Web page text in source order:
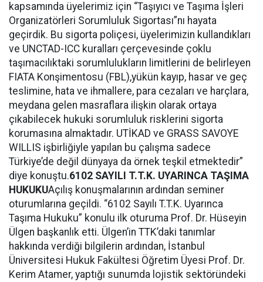
kapsamında üyelerimiz için “Taşıyıcı ve Taşıma İşleri
Organizatörleri Sorumluluk Sigortası”nı hayata
geçirdik. Bu sigorta poliçesi, üyelerimizin kullandıkları
ve UNCTAD-ICC kuralları çerçevesinde çoklu
taşımacılıktaki sorumlulukların limitlerini de belirleyen
FIATA Konşimentosu (FBL),yükün kayıp, hasar ve geç
teslimine, hata ve ihmallere, para cezaları ve harçlara,
meydana gelen masraflara ilişkin olarak ortaya
çıkabilecek hukuki sorumluluk risklerini sigorta
korumasına almaktadır. UTİKAD ve GRASS SAVOYE
WILLIS işbirliğiyle yapılan bu çalışma sadece
Türkiye’de değil dünyaya da örnek teşkil etmektedir”
diye konuştu.6102 SAYILI T.T.K. UYARINCA TAŞIMA
HUKUKUAçılış konuşmalarının ardından seminer
oturumlarına geçildi. “6102 Sayılı T.T.K. Uyarınca
Taşıma Hukuku” konulu ilk oturuma Prof. Dr. Hüseyin
Ülgen başkanlık etti. Ülgen’in TTK’daki tanımlar
hakkında verdiği bilgilerin ardından, İstanbul
Üniversitesi Hukuk Fakültesi Öğretim Üyesi Prof. Dr.
Kerim Atamer, yaptığı sunumda lojistik sektöründeki